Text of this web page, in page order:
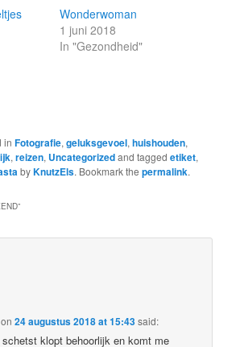
Wonderwoman
1 juni 2018
In "Gezondheid"
inFotografie,geluksgevoel,huishouden,
,reizen, Uncategorizedand taggedetiket,
byKnutzEls. Bookmark thepermalink.
”
on24 augustus 2018 at 15:43said:
klopt behoorlijk en komt me